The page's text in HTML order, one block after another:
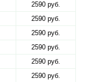
2590 руб.
2590 руб.
2590 руб.
2590 руб.
2590 руб.
2590 руб.